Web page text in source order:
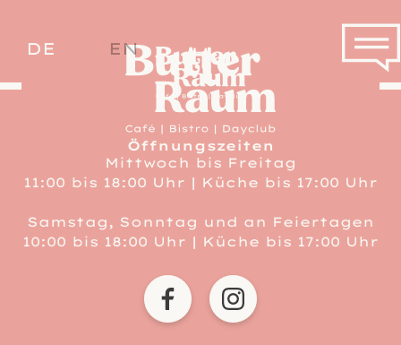
Butterraum
DEDE ENEN link to
service
link to home
Öffnungszeiten
Mittwoch bis Freitag
11:00 bis 18:00 Uhr | Küche bis 17:00 Uhr
Samstag, Sonntag und an Feiertagen
10:00 bis 18:00 Uhr | Küche bis 17:00 Uhr
BUTTERRAUMBUTTERRAUM